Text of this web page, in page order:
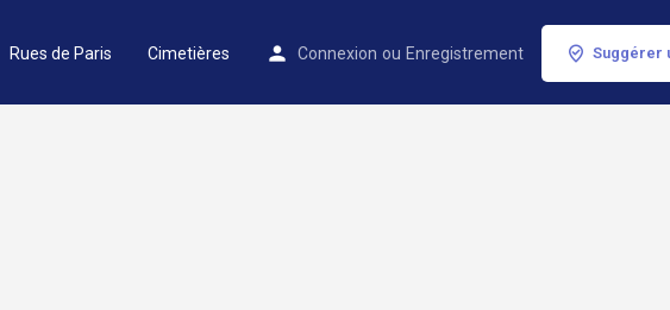
Rues de Paris Cimetières Connexion ou Enregistrement Suggérer